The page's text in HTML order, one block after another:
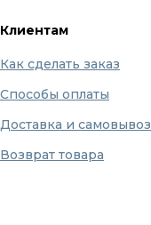
Клиентам
Как сделать заказ
Способы оплаты
Доставка и самовывоз
Возврат товара